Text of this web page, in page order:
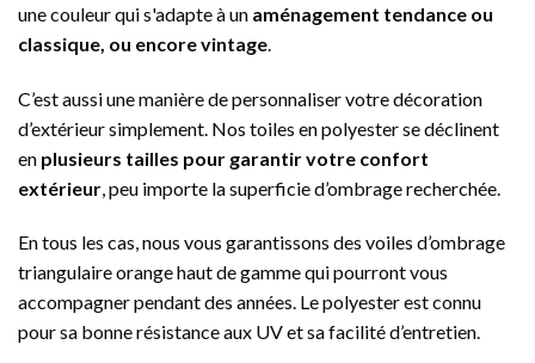
une couleur qui s'adapte à un aménagement tendance ou
classique, ou encore vintage
C’est aussi une manière de personnaliser votre décoration
d’extérieur simplement. Nos toiles en polyester se déclinent
en plusieurs tailles pour garantir votre confort
extérieur , peu importe la superficie d’ombrage recherchée.
En tous les cas, nous vous garantissons des voiles d’ombrage
triangulaire orange haut de gamme qui pourront vous
accompagner pendant des années. Le polyester est connu
pour sa bonne résistance aux UV et sa facilité d’entretien.